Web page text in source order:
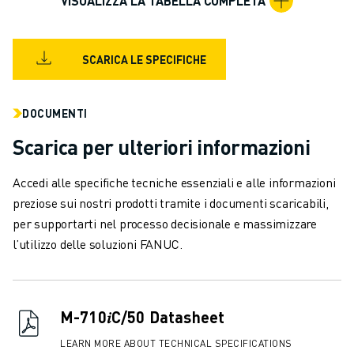
SALDATURA A PUNTI
CASI DI SUCCESSO
ASSISTENZA CLIENTI
FANUC PLANS
ASSISTENZA SUL CAMPO E MANUTENZIONE
ASSISTENZA TECNICA REMOTA
RICAMBI
STRUMENTI DI SERVICE DIGITALI
CENTRO DOWNLOAD " MYFANUC
TRAINING & EDUCATION
SCARICA LE SPECIFICHE
DOCUMENTI
Scarica per ulteriori informazioni
Accedi alle specifiche tecniche essenziali e alle informazioni
preziose sui nostri prodotti tramite i documenti scaricabili,
per supportarti nel processo decisionale e massimizzare
l’utilizzo delle soluzioni FANUC.
M-710𝑖C/50 Datasheet
LEARN MORE ABOUT TECHNICAL SPECIFICATIONS